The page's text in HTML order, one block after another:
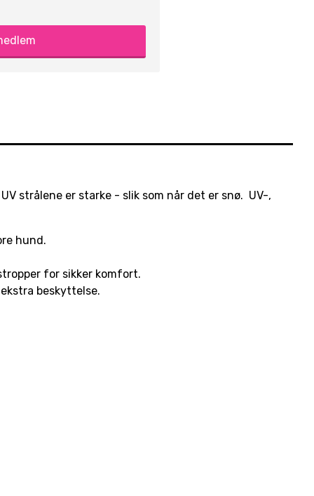
strålene er starke - slik som når det er snø. UV-,
hund.
for sikker komfort.
beskyttelse.